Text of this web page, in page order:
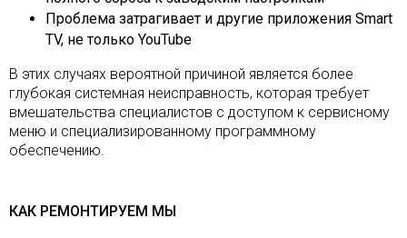
Проблема затрагивает и другие приложения Smart
TV, не только YouTube
В этих случаях вероятной причиной является более
глубокая системная неисправность, которая требует
вмешательства специалистов с доступом к сервисному
меню и специализированному программному
обеспечению.
КАК РЕМОНТИРУЕМ МЫ